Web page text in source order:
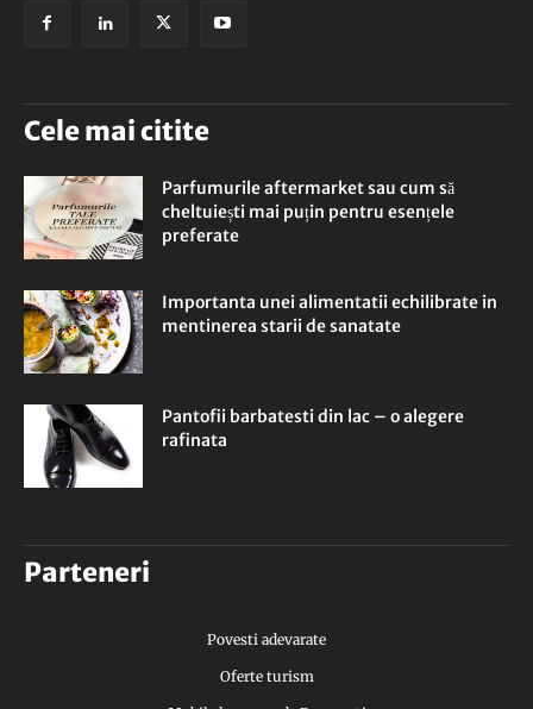
Cele mai citite
Parfumurile aftermarket sau cum să
cheltuiești mai puțin pentru esențele
preferate
Importanta unei alimentatii echilibrate in
mentinerea starii de sanatate
Pantofii barbatesti din lac – o alegere
rafinata
Parteneri
Povesti adevarate
Oferte turism